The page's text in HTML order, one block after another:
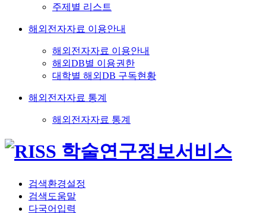
주제별 리스트
해외전자자료 이용안내
해외전자자료 이용안내
해외DB별 이용권한
대학별 해외DB 구독현황
해외전자자료 통계
해외전자자료 통계
검색환경설정
검색도움말
다국어입력